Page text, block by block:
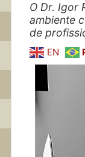
O Dr. Igor
ambiente
de
EN